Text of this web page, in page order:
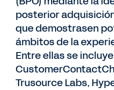
posterior
que demostrasen
ámbitos de la
Entre ellas se
Trusource Labs,